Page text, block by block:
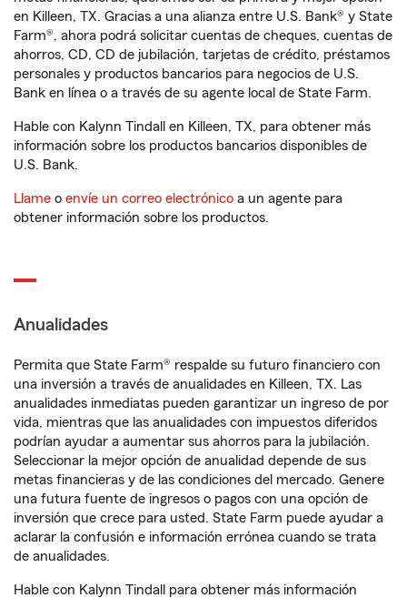
en Killeen, TX. Gracias a una alianza entre U.S. Bank® y State
Farm®, ahora podrá solicitar cuentas de cheques, cuentas de
ahorros, CD, CD de jubilación, tarjetas de crédito, préstamos
personales y productos bancarios para negocios de U.S.
Bank en línea o a través de su agente local de State Farm.
Hable con Kalynn Tindall en Killeen, TX, para obtener más
información sobre los productos bancarios disponibles de
U.S. Bank.
Llame o envíe un correo electrónico a un agente para
obtener información sobre los productos.
Anualidades
Permita que State Farm® respalde su futuro financiero con
una inversión a través de anualidades en Killeen, TX. Las
anualidades inmediatas pueden garantizar un ingreso de por
vida, mientras que las anualidades con impuestos diferidos
podrían ayudar a aumentar sus ahorros para la jubilación.
Seleccionar la mejor opción de anualidad depende de sus
metas financieras y de las condiciones del mercado. Genere
una futura fuente de ingresos o pagos con una opción de
inversión que crece para usted. State Farm puede ayudar a
aclarar la confusión e información errónea cuando se trata
de anualidades.
Hable con Kalynn Tindall para obtener más información